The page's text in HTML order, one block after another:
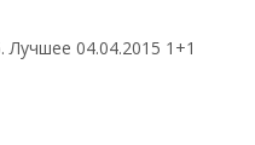
Лучшее 04.04.2015 1+1